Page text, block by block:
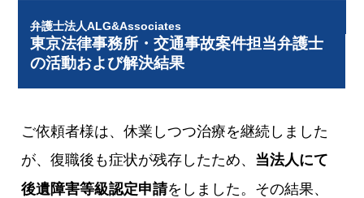
弁護士法人ALG&Associates
東京法律事務所・交通事故案件担当弁護士
の活動および解決結果
ご依頼者様は、休業しつつ治療を継続しました
が、復職後も症状が残存したため、 当法人にて
後遺障害等級認定申請をしました。その結果、